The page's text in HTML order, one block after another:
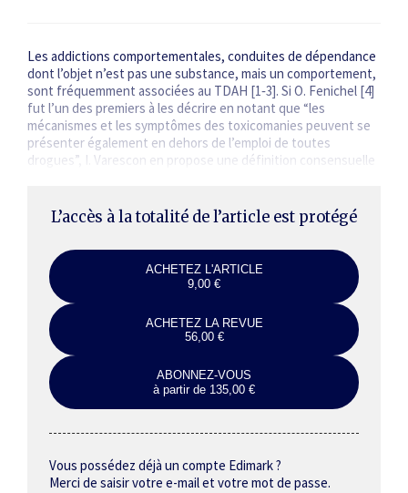
Les addictions comportementales, conduites de dépendance
dont l’objet n’est pas une substance, mais un comportement,
sont fréquemment associées au TDAH [1‑3]. Si O. Fenichel [4]
fut l’un des premiers à les décrire en notant que “les
mécanismes et les symptômes des toxicomanies peuvent se
présenter également en dehors de l’emploi de toutes
drogues”, I. Varescon en propose une définition consensuelle
L’accès à la totalité de l’article est protégé
ACHETEZ L'ARTICLE
9,00 €
ACHETEZ LA REVUE
56,00 €
ABONNEZ-VOUS
à partir de 135,00 €
Vous possédez déjà un compte Edimark ?
Merci de saisir votre e-mail et votre mot de passe.